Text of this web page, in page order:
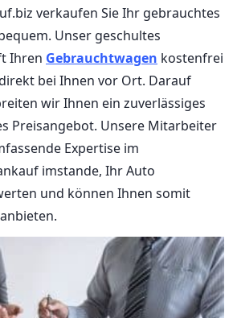
verkaufen Sie Ihr gebrauchtes
Unser geschultes
Ihren Gebrauchtwagen kostenfrei
bei Ihnen vor Ort. Darauf
wir Ihnen ein zuverlässiges
Preisangebot. Unsere Mitarbeiter
Expertise im
imstande, Ihr Auto
und können Ihnen somit